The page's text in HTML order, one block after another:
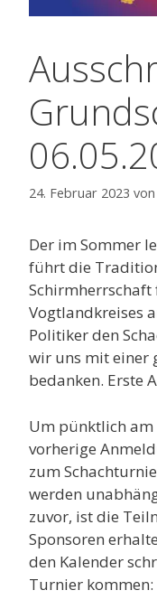
24. Februar 2023 von
Der im Sommer
führt die
Schirmherrschaft
Vogtlandkreises
Politiker den
wir uns mit einer
bedanken. Erste
Um pünktlich
vorherige
zum
werden
zuvor, ist die
Sponsoren
den Kalender
Turnier kommen: